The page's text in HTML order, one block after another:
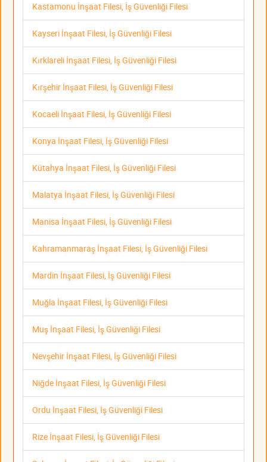
Kastamonu İnşaat Filesi, İş Güvenliği Filesi
Kayseri İnşaat Filesi, İş Güvenliği Filesi
Kırklareli İnşaat Filesi, İş Güvenliği Filesi
Kırşehir İnşaat Filesi, İş Güvenliği Filesi
Kocaeli İnşaat Filesi, İş Güvenliği Filesi
Konya İnşaat Filesi, İş Güvenliği Filesi
Kütahya İnşaat Filesi, İş Güvenliği Filesi
Malatya İnşaat Filesi, İş Güvenliği Filesi
Manisa İnşaat Filesi, İş Güvenliği Filesi
Kahramanmaraş İnşaat Filesi, İş Güvenliği Filesi
Mardin İnşaat Filesi, İş Güvenliği Filesi
Muğla İnşaat Filesi, İş Güvenliği Filesi
Muş İnşaat Filesi, İş Güvenliği Filesi
Nevşehir İnşaat Filesi, İş Güvenliği Filesi
Niğde İnşaat Filesi, İş Güvenliği Filesi
Ordu İnşaat Filesi, İş Güvenliği Filesi
Rize İnşaat Filesi, İş Güvenliği Filesi